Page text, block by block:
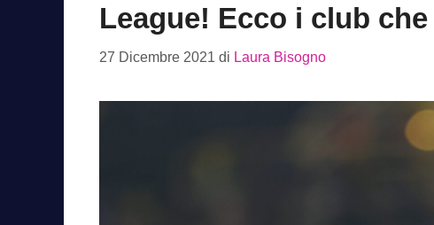
League! Ecco i club
27 Dicembre 2021 di Laura Bisogno